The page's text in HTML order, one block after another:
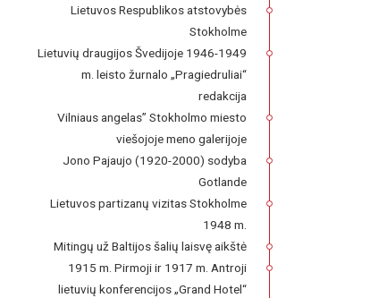
Lietuvos Respublikos atstovybės
Stokholme
Lietuvių draugijos Švedijoje 1946-1949
m. leisto žurnalo „Pragiedruliai“
redakcija
Vilniaus angelas” Stokholmo miesto
viešojoje meno galerijoje
Jono Pajaujo (1920-2000) sodyba
Gotlande
Lietuvos partizanų vizitas Stokholme
1948 m.
Mitingų už Baltijos šalių laisvę aikštė
1915 m. Pirmoji ir 1917 m. Antroji
lietuvių konferencijos „Grand Hotel“